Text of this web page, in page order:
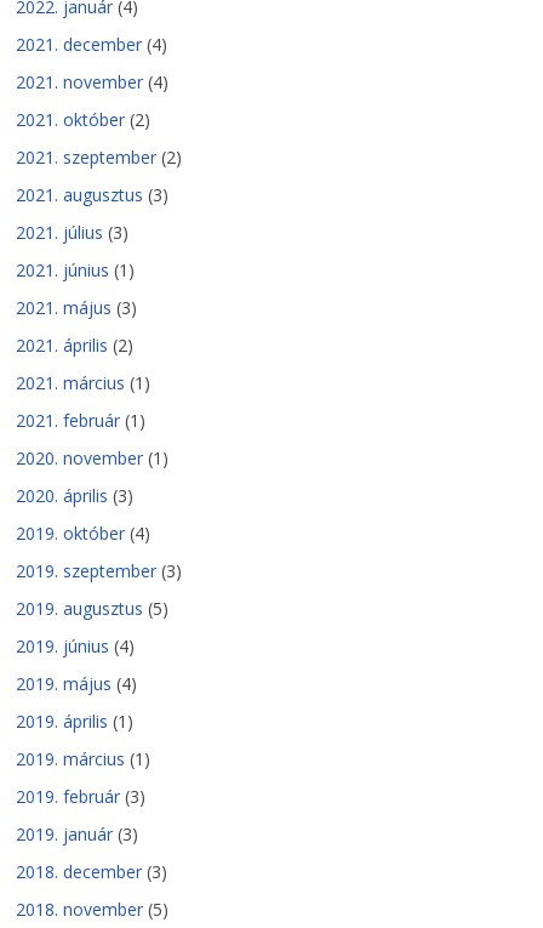
2022. január (4)
2021. december (4)
2021. november (4)
2021. október (2)
2021. szeptember (2)
2021. augusztus (3)
2021. július (3)
2021. június (1)
2021. május (3)
2021. április (2)
2021. március (1)
2021. február (1)
2020. november (1)
2020. április (3)
2019. október (4)
2019. szeptember (3)
2019. augusztus (5)
2019. június (4)
2019. május (4)
2019. április (1)
2019. március (1)
2019. február (3)
2019. január (3)
2018. december (3)
2018. november (5)